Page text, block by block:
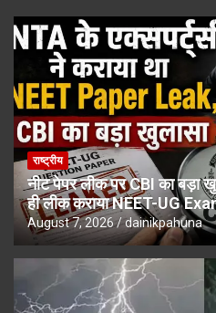
राष्ट्रीय
नीट पेपर लीक पर CBI का बड़ा
ही लीक कराया NEET-UG
August 7, 2026 dainikpahuna